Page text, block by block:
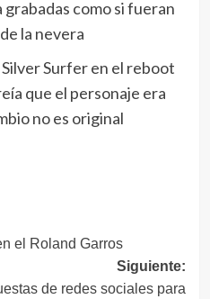
grabadas como si fueran
la nevera
Surfer en el reboot
que el personaje era
no es original
el Roland Garros
Siguiente:
de redes sociales para